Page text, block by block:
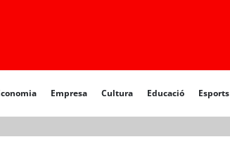
Empresa Cultura Educació Esports